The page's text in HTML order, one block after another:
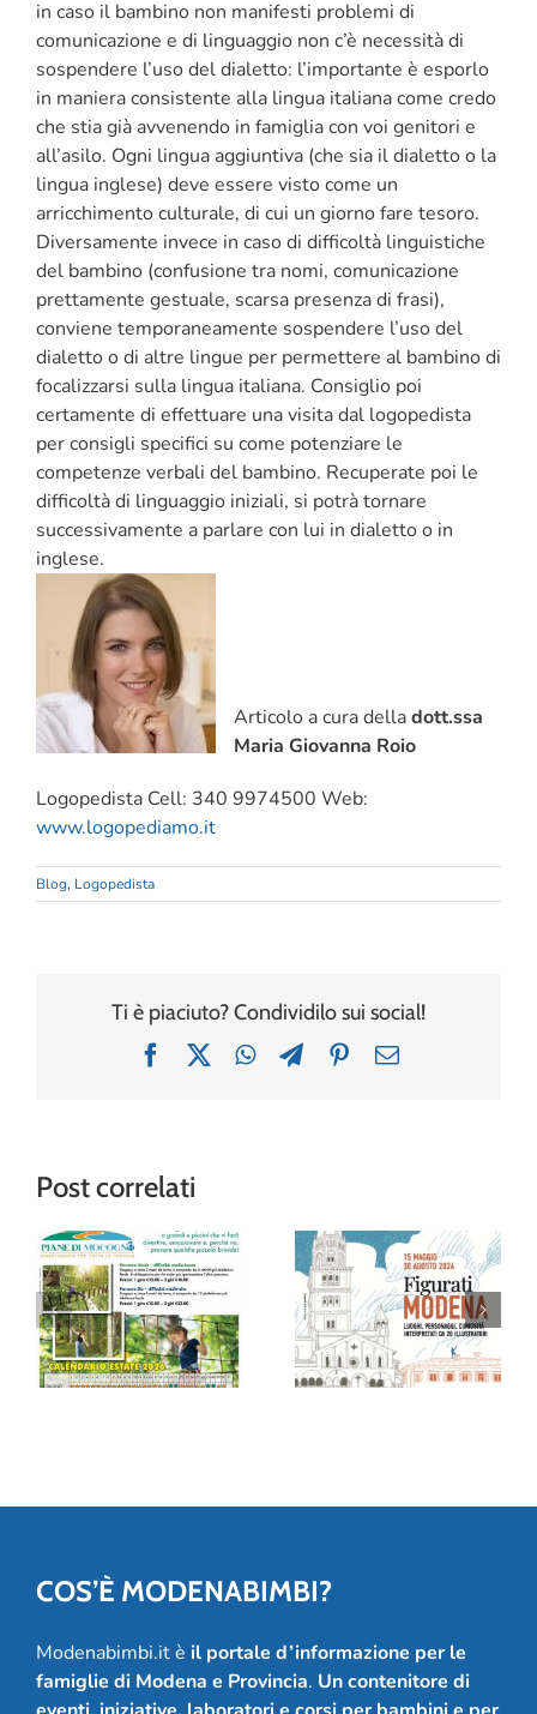
in caso il bambino non manifesti problemi di
comunicazione e di linguaggio non c’è necessità di
sospendere l’uso del dialetto: l’importante è esporlo
in maniera consistente alla lingua italiana come credo
che stia già avvenendo in famiglia con voi genitori e
all’asilo. Ogni lingua aggiuntiva (che sia il dialetto o la
lingua inglese) deve essere visto come un
arricchimento culturale, di cui un giorno fare tesoro.
Diversamente invece in caso di difficoltà linguistiche
del bambino (confusione tra nomi, comunicazione
prettamente gestuale, scarsa presenza di frasi),
conviene temporaneamente sospendere l’uso del
dialetto o di altre lingue per permettere al bambino di
focalizzarsi sulla lingua italiana. Consiglio poi
certamente di effettuare una visita dal logopedista
per consigli specifici su come potenziare le
competenze verbali del bambino. Recuperate poi le
difficoltà di linguaggio iniziali, si potrà tornare
successivamente a parlare con lui in dialetto o in
inglese.
Articolo a cura delladott.ssa
Maria Giovanna Roio
Logopedista Cell: 340 9974500 Web:
www.logopediamo.it
Blog, Logopedista
Ti è piaciuto? Condividilo sui social!
FacebookWhatsAppTelegramPinterest
Email
Post correlati
Avventura tra gli
alberi al Family
Park delle Piane
di Mocogno
“Figurati
Modena”: al
Museo della
Figurina una
mostra (e un
album!) per
COS’È MODENABIMBI?
Modenabimbi.it è il portale d’informazione per le
famiglie di Modena e Provincia. Un contenitore di